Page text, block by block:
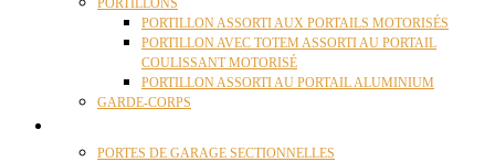
PORTILLONS
PORTILLON ASSORTI AUX PORTAILS MOTORISÉS
PORTILLON AVEC TOTEM ASSORTI AU PORTAIL
COULISSANT MOTORISÉ
PORTILLON ASSORTI AU PORTAIL ALUMINIUM
GARDE-CORPS
PORTES DE GARAGE SECTIONNELLES